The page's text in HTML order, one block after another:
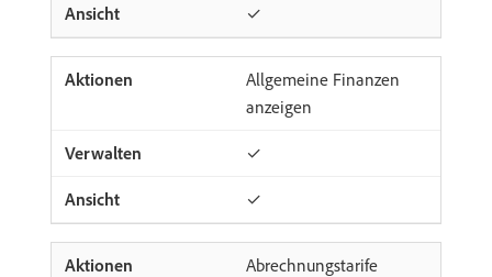
✓
Allgemeine Finanzen
anzeigen
✓
✓
Abrechnungstarife